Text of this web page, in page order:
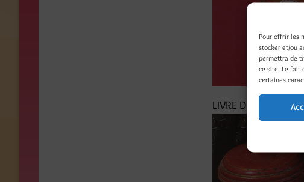
Pour offrir les
stocker et/ou
permettra de
ce site. Le fait
certaines
LIVRE DE CUISINE /